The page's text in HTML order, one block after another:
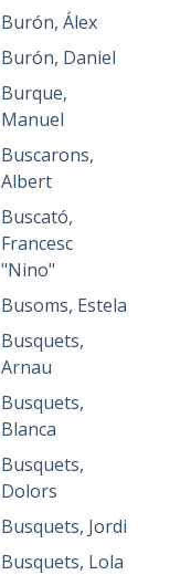
Burón, Álex
Burón, Daniel
Burque,
Manuel
Buscarons,
Albert
Buscató,
Francesc
"Nino"
Busoms, Estela
Busquets,
Arnau
Busquets,
Blanca
Busquets,
Dolors
Busquets, Jordi
Busquets, Lola